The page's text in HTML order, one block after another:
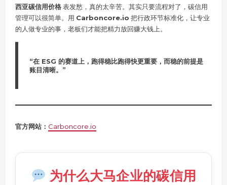
西亚碳信用价格表发愁，真的太辛苦。其实只要流程对了，碳信用
管理可以很简单。用 Carboncore.io 把行政环节标准化，让专业
的人做专业的事，老板们才能把精力放回赚大钱上。
“在 ESG 的赛道上，跑得稳比跑得快更重要，而稳的前提是
账目清晰。”
官方网站： Carboncore.io
为什么大马企业的碳信用